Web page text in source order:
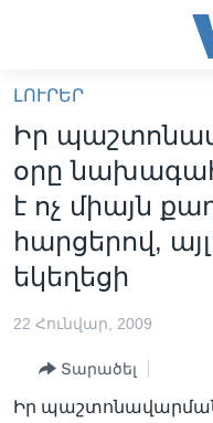
հիմնական
բովանդակությանը
անցնել
հիմնական
բովանդակությանը
հիմնական
բովանդակություն
ԼՈՒՐԵՐ
ՍՓՅՈՒՌՔ
ՏԵՍԱՆՅՈՒԹԵՐ
ՖԻԼՄԵՐ
ՖԻԼՄԵՐ
ՄԵՐ ՄԱՍԻՆ
Learning English
ԼՈՒՐԵՐ
Իր
օրը
է ոչ միայն
հարցերով,
եկեղեցի
22 Հունվար, 2009
Տարածել
Իր